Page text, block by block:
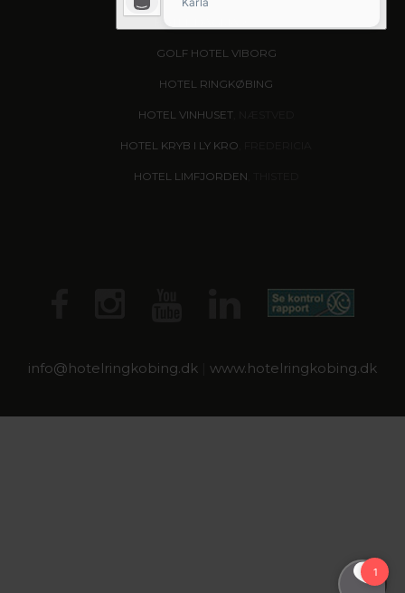
HOTEL DAGMAR
GOLF HOTEL VIBORG
HOTEL RINGKØBING
HOTEL VINHUSET, NÆSTVED
HOTEL KRYB I LY KRO
HOTEL LIMFJORDEN
info@hotelringkobing.dk www.hotelringkobing.dk